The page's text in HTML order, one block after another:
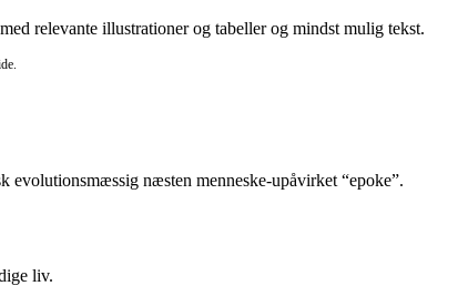
relevante illustrationer og tabeller og mindst mulig tekst.
evolutionsmæssig næsten menneske-upåvirket “epoke”.
liv.